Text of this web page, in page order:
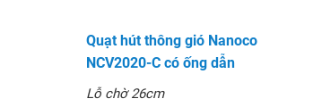
Quạt hút thông gió Nanoco
NCV2020-C có ống dẫn
Lỗ chờ 26cm